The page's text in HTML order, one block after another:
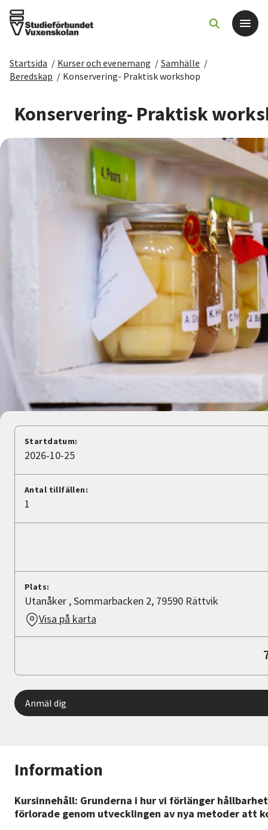
Det här gör vi
För dig som
Sök kurser och evenemang
Starta studiecirkel
Startsida / Kurser och evenemang / Samhälle /
Beredskap / Konservering- Praktisk workshop
Konservering- Praktisk
Information
Kursinnehåll: Grunderna i hur vi förlänger
förlorade genom utvecklingen av nya metoder att
Startdatum:
2026-10-25
Antal tillfällen:
1
Plats:
Utanåker , Sommarbacken 2, 79590 Rättvik
Visa på karta
Anmäl dig